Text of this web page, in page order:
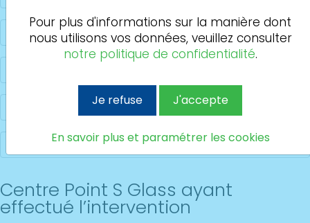
Centre Point S Glass ayant
effectué l’intervention
Pour plus d'informations sur la manière dont
nous utilisons vos données, veuillez consulter
notre politique de confidentialité.
Je refuse J'accepte
En savoir plus et paramétrer les cookies